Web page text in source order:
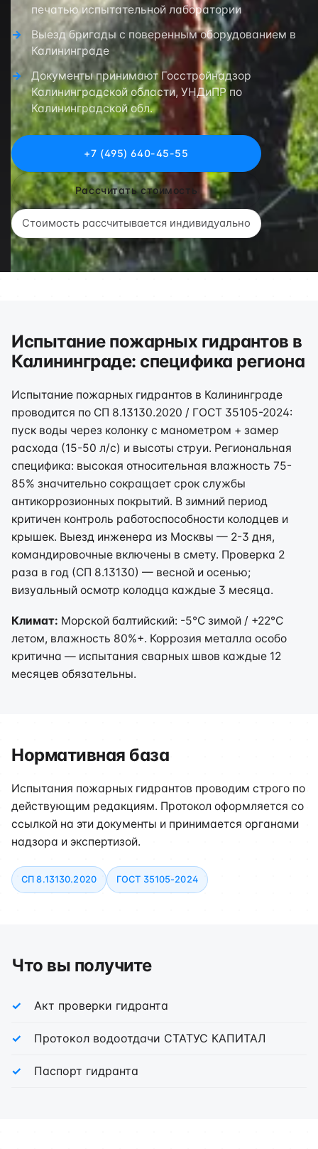
печатью испытательной лаборатории
Выезд бригады с поверенным оборудованием в
Калининграде
Документы принимают Госстройнадзор
Калининградской области, УНДиПР по
Калининградской обл.
+7 (495) 640-45-55
Рассчитать стоимость
Стоимость рассчитывается индивидуально
Испытание пожарных гидрантов в
Калининграде: специфика региона
Испытание пожарных гидрантов в Калининграде
проводится по СП 8.13130.2020 / ГОСТ 35105-2024:
пуск воды через колонку с манометром + замер
расхода (15-50 л/с) и высоты струи. Региональная
специфика: высокая относительная влажность 75-
85% значительно сокращает срок службы
антикоррозионных покрытий. В зимний период
критичен контроль работоспособности колодцев и
крышек. Выезд инженера из Москвы — 2-3 дня,
командировочные включены в смету. Проверка 2
раза в год (СП 8.13130) — весной и осенью;
визуальный осмотр колодца каждые 3 месяца.
Климат: Морской балтийский: -5°C зимой / +22°C
летом, влажность 80%+. Коррозия металла особо
критична — испытания сварных швов каждые 12
месяцев обязательны.
Нормативная база
Испытания пожарных гидрантов проводим строго по
действующим редакциям. Протокол оформляется со
ссылкой на эти документы и принимается органами
надзора и экспертизой.
СП 8.13130.2020 ГОСТ 35105-2024
Что вы получите
Акт проверки гидранта
Протокол водоотдачи СТАТУС КАПИТАЛ
Паспорт гидранта